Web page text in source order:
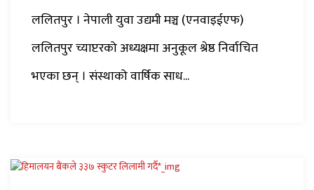
ललितपुर । नेपाली युवा उद्यमी मञ्च (एनवाइईएफ)
ललितपुर च्याप्टरको अध्यक्षमा अनुकूल श्रेष्ठ निर्वाचित
भएका छन् । संस्थाको वार्षिक साध...